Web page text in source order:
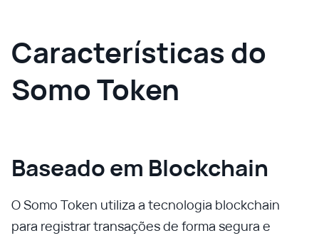
Características do
Somo Token
Baseado em Blockchain
O Somo Token utiliza a tecnologia blockchain
para registrar transações de forma segura e